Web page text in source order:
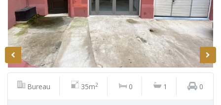
Bureau 35m2 0 1 0